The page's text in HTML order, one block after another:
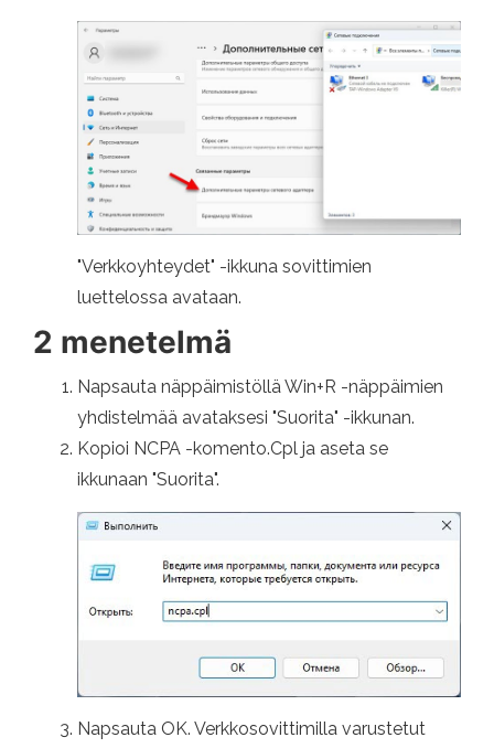
"Verkkoyhteydet" -ikkuna sovittimien
luettelossa avataan.
2 menetelmä
Napsauta näppäimistöllä Win+R -näppäimien
yhdistelmää avataksesi "Suorita" -ikkunan.
Kopioi NCPA -komento.Cpl ja aseta se
ikkunaan "Suorita".
Napsauta OK. Verkkosovittimilla varustetut